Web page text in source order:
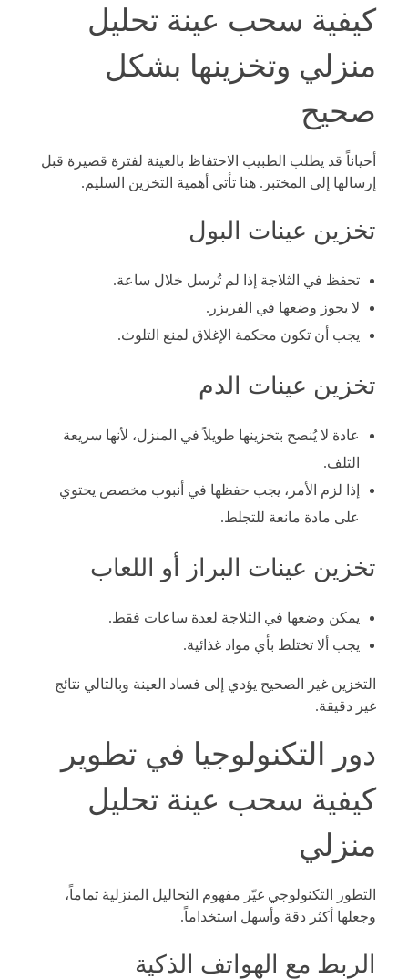
كيفية سحب عينة تحليل
منزلي وتخزينها بشكل
صحيح
أحياناً قد يطلب الطبيب الاحتفاظ بالعينة لفترة قصيرة قبل
إرسالها إلى المختبر. هنا تأتي أهمية التخزين السليم.
تخزين عينات البول
تحفظ في الثلاجة إذا لم تُرسل خلال ساعة.
لا يجوز وضعها في الفريزر.
يجب أن تكون محكمة الإغلاق لمنع التلوث.
تخزين عينات الدم
عادة لا يُنصح بتخزينها طويلاً في المنزل، لأنها سريعة
التلف.
إذا لزم الأمر، يجب حفظها في أنبوب مخصص يحتوي
على مادة مانعة للتجلط.
تخزين عينات البراز أو اللعاب
يمكن وضعها في الثلاجة لعدة ساعات فقط.
يجب ألا تختلط بأي مواد غذائية.
التخزين غير الصحيح يؤدي إلى فساد العينة وبالتالي نتائج
غير دقيقة.
دور التكنولوجيا في تطوير
كيفية سحب عينة تحليل
منزلي
التطور التكنولوجي غيّر مفهوم التحاليل المنزلية تماماً،
وجعلها أكثر دقة وأسهل استخداماً.
الربط مع الهواتف الذكية